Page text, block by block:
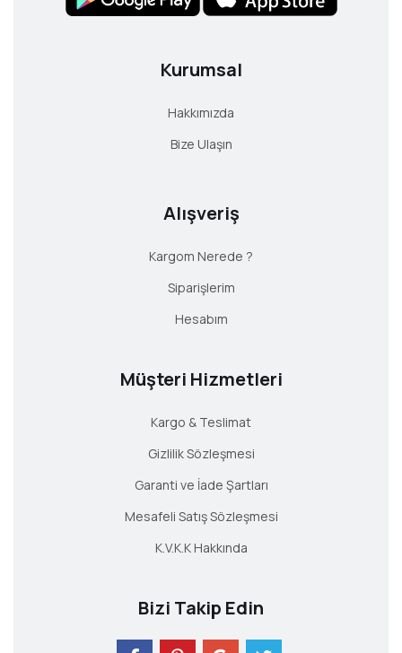
Kurumsal
Hakkımızda
Bize Ulaşın
Alışveriş
Kargom Nerede ?
Siparişlerim
Hesabım
Müşteri Hizmetleri
Kargo & Teslimat
Gizlilik Sözleşmesi
Garanti ve İade Şartları
Mesafeli Satış Sözleşmesi
K.V.K.K Hakkında
Bizi Takip Edin